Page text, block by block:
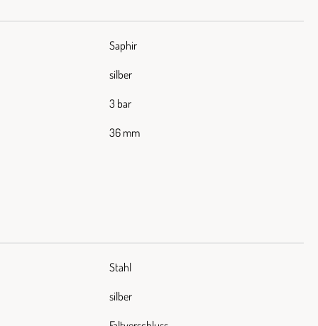
Saphir
silber
3 bar
36 mm
Stahl
silber